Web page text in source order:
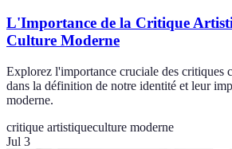
L'Importance de la Critique
Culture Moderne
Explorez l'importance cruciale des critiques
dans la définition de notre identité et leur
moderne.
critique artistiqueculture moderne
Jul 3